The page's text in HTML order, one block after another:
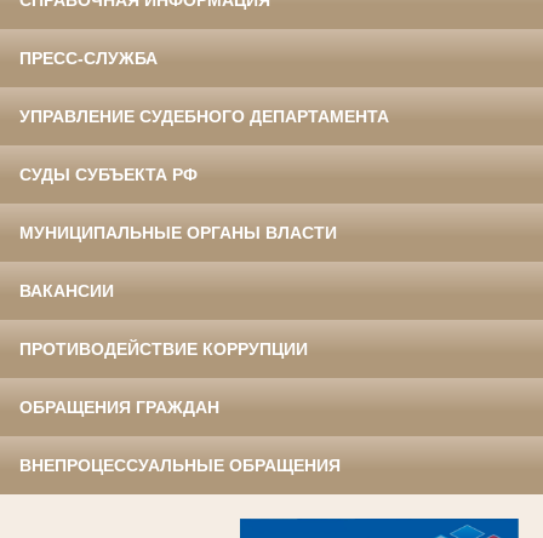
ПРЕСС-СЛУЖБА
УПРАВЛЕНИЕ СУДЕБНОГО ДЕПАРТАМЕНТА
СУДЫ СУБЪЕКТА РФ
МУНИЦИПАЛЬНЫЕ ОРГАНЫ ВЛАСТИ
ВАКАНСИИ
ПРОТИВОДЕЙСТВИЕ КОРРУПЦИИ
ОБРАЩЕНИЯ ГРАЖДАН
ВНЕПРОЦЕССУАЛЬНЫЕ ОБРАЩЕНИЯ